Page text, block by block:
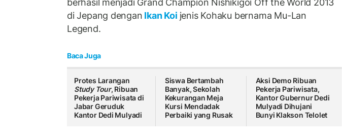
di Jepang dengan Ikan Koi jenis Kohaku bernama Mu-Lan
Legend.
Baca Juga
Protes Larangan
Study Tour, Ribuan
Pekerja Pariwisata di
Jabar Geruduk
Kantor Dedi Mulyadi
Siswa Bertambah
Banyak, Sekolah
Kekurangan Meja
Kursi Mendadak
Perbaiki yang Rusak
Aksi Demo Ribuan
Pekerja Pariwisata,
Kantor Gubernur Dedi
Mulyadi Dihujani
Bunyi Klakson Telolet